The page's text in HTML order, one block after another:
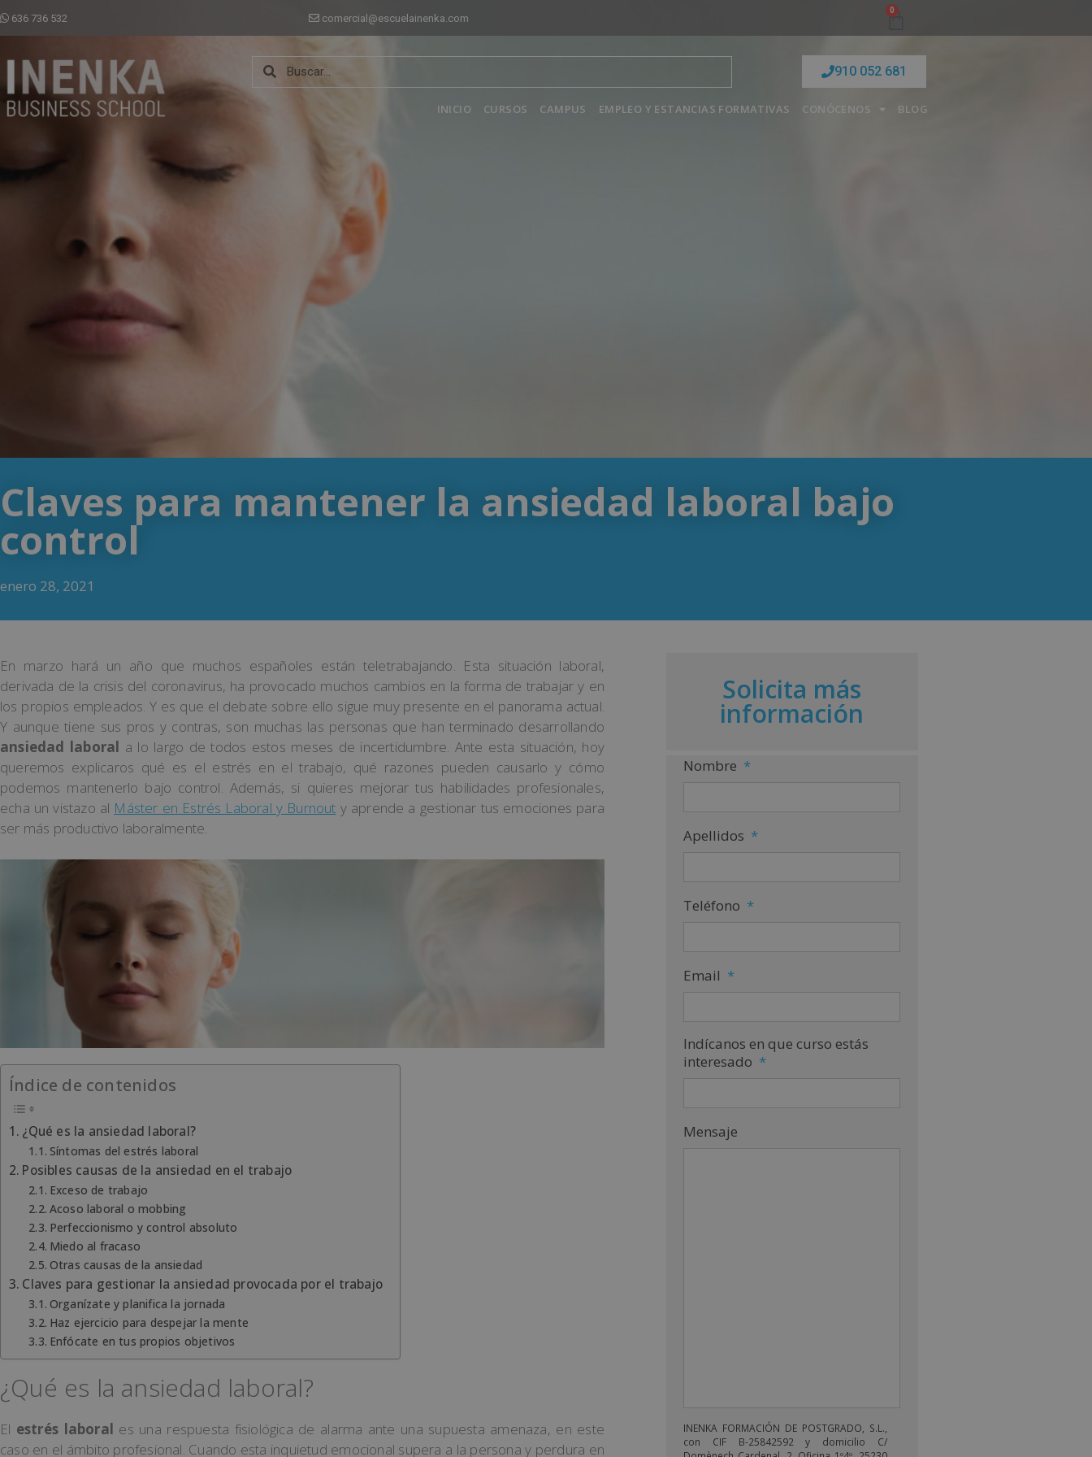
636 736 532 comercial@escuelainenka.com
0
910 052 681
INICIO CURSOS CAMPUS EMPLEO Y ESTANCIAS FORMATIVAS CONÓCENOS BLOG
Claves para mantener la ansiedad laboral bajo
control
enero 28, 2021
En marzo hará un año que muchos españoles están teletrabajando. Esta situación laboral,
derivada de la crisis del coronavirus, ha provocado muchos cambios en la forma de trabajar y en
los propios empleados. Y es que el debate sobre ello sigue muy presente en el panorama actual.
Y aunque tiene sus pros y contras, son muchas las personas que han terminado desarrollando
ansiedad laboral a lo largo de todos estos meses de incertidumbre. Ante esta situación, hoy
queremos explicaros qué es el estrés en el trabajo, qué razones pueden causarlo y cómo
podemos mantenerlo bajo control. Además, si quieres mejorar tus habilidades profesionales,
echa un vistazo al Máster en Estrés Laboral y Burnout y aprende a gestionar tus emociones para
ser más productivo laboralmente.
Índice de contenidos
¿Qué es la ansiedad laboral?
Síntomas del estrés laboral
Posibles causas de la ansiedad en el trabajo
Exceso de trabajo
Acoso laboral o mobbing
Perfeccionismo y control absoluto
Miedo al fracaso
Otras causas de la ansiedad
Claves para gestionar la ansiedad provocada por el trabajo
Organízate y planifica la jornada
Haz ejercicio para despejar la mente
Enfócate en tus propios objetivos
¿Qué es la ansiedad laboral?
El estrés laboral es una respuesta fisiológica de alarma ante una supuesta amenaza, en este
caso en el ámbito profesional. Cuando esta inquietud emocional supera a la persona y perdura en
Solicita más
información
Nombre *
Apellidos *
Teléfono *
Email *
Indícanos en que curso estás
interesado *
Mensaje
INENKA FORMACIÓN DE POSTGRADO, S.L.,
con CIF B-25842592 y domicilio C/